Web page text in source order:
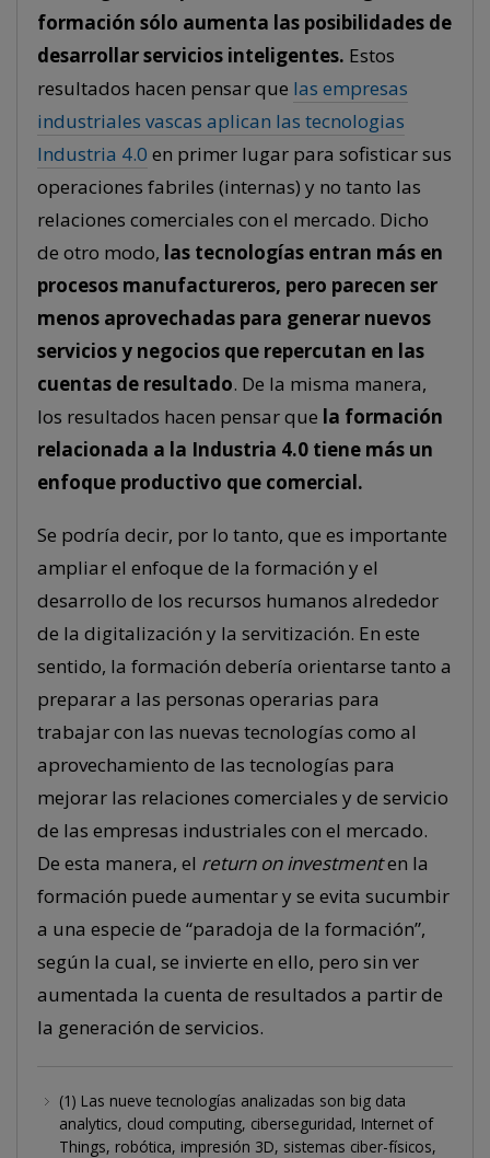
formación sólo aumenta las posibilidades de
desarrollar servicios inteligentes. Estos
resultados hacen pensar que las empresas
industriales vascas aplican las tecnologias
Industria 4.0 en primer lugar para sofisticar sus
operaciones fabriles (internas) y no tanto las
relaciones comerciales con el mercado. Dicho
de otro modo, las tecnologías entran más en
procesos manufactureros, pero parecen ser
menos aprovechadas para generar nuevos
servicios y negocios que repercutan en las
cuentas de resultado. De la misma manera,
los resultados hacen pensar que la formación
relacionada a la Industria 4.0 tiene más un
enfoque productivo que comercial.
Se podría decir, por lo tanto, que es importante
ampliar el enfoque de la formación y el
desarrollo de los recursos humanos alrededor
de la digitalización y la servitización. En este
sentido, la formación debería orientarse tanto a
preparar a las personas operarias para
trabajar con las nuevas tecnologías como al
aprovechamiento de las tecnologías para
mejorar las relaciones comerciales y de servicio
de las empresas industriales con el mercado.
De esta manera, el return on investmenten la
formación puede aumentar y se evita sucumbir
a una especie de “paradoja de la formación”,
según la cual, se invierte en ello, pero sin ver
aumentada la cuenta de resultados a partir de
la generación de servicios.
(1) Las nueve tecnologías analizadas son big data
analytics, cloud computing, ciberseguridad, Internet of
Things, robótica, impresión 3D, sistemas ciber-físicos,